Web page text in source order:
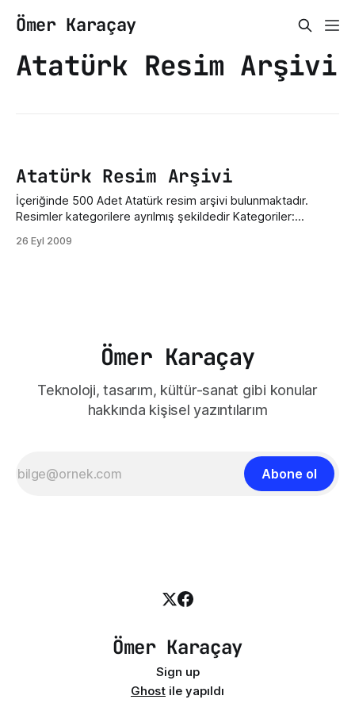
Ömer Karaçay
Atatürk Resim Arşivi
Atatürk Resim Arşivi
İçeriğinde 500 Adet Atatürk resim arşivi bulunmaktadır.
Resimler kategorilere ayrılmış şekildedir Kategoriler:
DönemiKurtuluş SavaşıRenkli ResimlerKarışık Resimler
26 Eyl 2009
Ömer Karaçay
Teknoloji, tasarım, kültür-sanat gibi konular
hakkında kişisel yazıntılarım
Abone ol
Ömer Karaçay
Sign up
Ghost ile yapıldı